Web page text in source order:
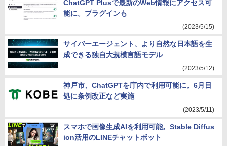
ChatGPT Plusで最新のWeb情報にアクセス可
能に。プラグインも
(2023/5/15)
サイバーエージェント、より自然な日本語を生
成できる独自大規模言語モデル
(2023/5/12)
神戸市、ChatGPTを庁内で利用可能に。6月目
処に条例改正など実施
(2023/5/11)
スマホで画像生成AIを利用可能。Stable Diffus
ion活用のLINEチャットボット